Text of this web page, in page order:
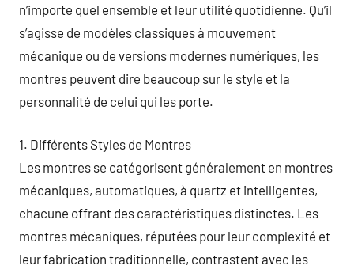
n’importe quel ensemble et leur utilité quotidienne. Qu’il
s’agisse de modèles classiques à mouvement
mécanique ou de versions modernes numériques, les
montres peuvent dire beaucoup sur le style et la
personnalité de celui qui les porte.
1. Différents Styles de Montres
Les montres se catégorisent généralement en montres
mécaniques, automatiques, à quartz et intelligentes,
chacune offrant des caractéristiques distinctes. Les
montres mécaniques, réputées pour leur complexité et
leur fabrication traditionnelle, contrastent avec les